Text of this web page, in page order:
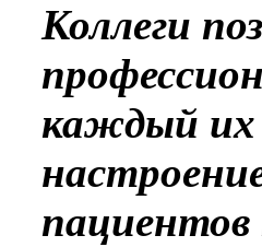
Коллеги
каждый их
пациентов